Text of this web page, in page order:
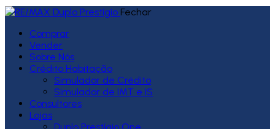
Fechar
Comprar
Vender
Sobre Nós
Crédito Habitação
Simulador de Crédito
Simulador de IMT e IS
Consultores
Lojas